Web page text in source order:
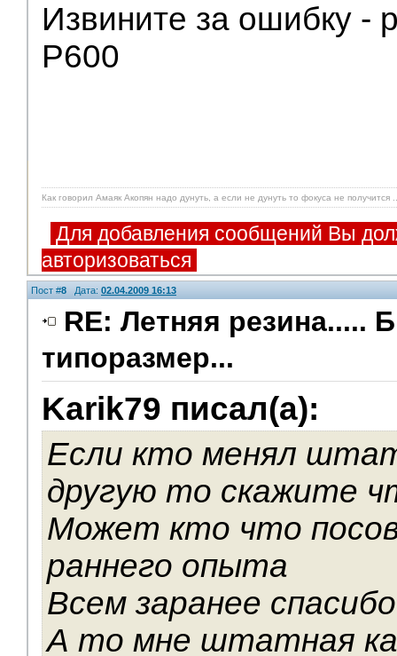
Извините за ошибку -
Р600
Как говорил Амаяк Акопян надо дунуть, а если не дунуть то фокуса не получится
Для добавления сообщений Вы
авторизоваться
Пост #8 Дата: 02.04.2009 16:13
RE: Летняя резина.....
типоразмер...
Karik79 писал(а):
Если кто менял
другую то скажите
Может кто что
раннего опыта
Всем заранее
А то мне штатная